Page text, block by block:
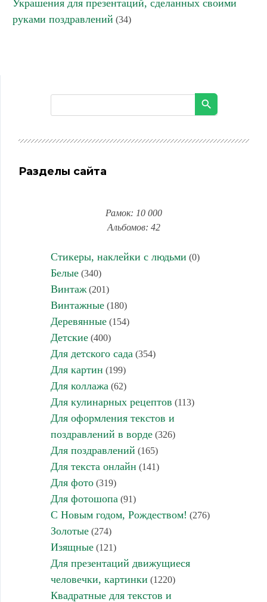
Украшения для презентаций, сделанных своими
руками поздравлений (34)
Разделы сайта
Рамок: 10 000
Альбомов: 42
Стикеры, наклейки с людьми (0)
Белые(340)
Винтаж(201)
Винтажные(180)
Деревянные(154)
Детские(400)
Для детского сада (354)
Для картин (199)
Для коллажа (62)
Для кулинарных рецептов (113)
Для оформления текстов и
поздравлений в ворде(326)
Для поздравлений (165)
Для текста онлайн (141)
Для фото(319)
Для фотошопа (91)
С Новым годом, Рождеством! (276)
Золотые(274)
Изящные(121)
Для презентаций движущиеся
человечки, картинки (1220)
Квадратные для текстов и